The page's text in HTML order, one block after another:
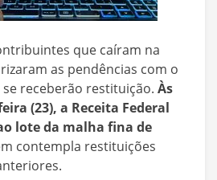
que caíram na
as pendências com o
receberão restituição. Às
(23), a Receita Federal
lote da malha fina de
contempla restituições